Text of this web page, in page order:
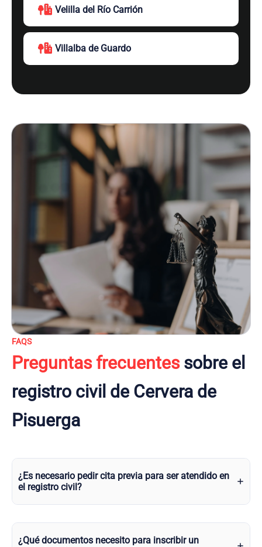
Velilla del Río Carrión
Villalba de Guardo
FAQS
Preguntas frecuentessobre el
registro civil de Cervera de
Pisuerga
¿Es necesario pedir cita previa para ser atendido en
el registro civil?
¿Qué documentos necesito para inscribir un